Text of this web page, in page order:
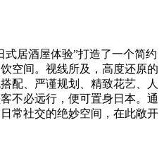
式居酒屋体验”打造了一个简约
空间。视线所及，高度还原的
配、严谨规划、精致花艺、人
不必远行，便可置身日本。通
常社交的绝妙空间，在此敞开